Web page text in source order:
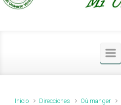
Inicio Direcciones Où manger